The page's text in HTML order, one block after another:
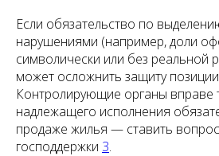
Если обязательство по
нарушениями (например, доли
символически или без реальной
может осложнить защиту
Контролирующие органы вправе
надлежащего исполнения
продаже жилья — ставить
господдержки 3.